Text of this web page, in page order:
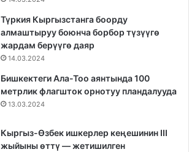
Түркия Кыргызстанга боорду
алмаштыруу боюнча борбор түзүүгө
жардам берүүгө даяр
14.03.2024
Бишкектеги Ала-Тоо аянтында 100
метрлик флагшток орнотуу пландалууда
13.03.2024
Кыргыз-Өзбек ишкерлер кеңешинин III
жыйыны өттү — жетишилген